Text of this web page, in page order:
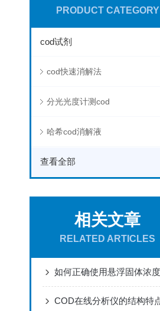
PRODUCT CATEGORY
cod试剂
cod快速消解法
分光光度计测cod
哈希cod消解液
查看全部
相关文章
RELATED ARTICLES